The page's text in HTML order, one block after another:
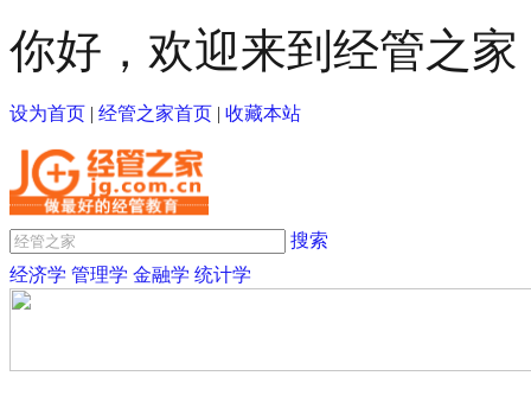
你好，欢迎来到经管之家
设为首页 | 经管之家首页 | 收藏本站
搜索
经济学 管理学 金融学 统计学